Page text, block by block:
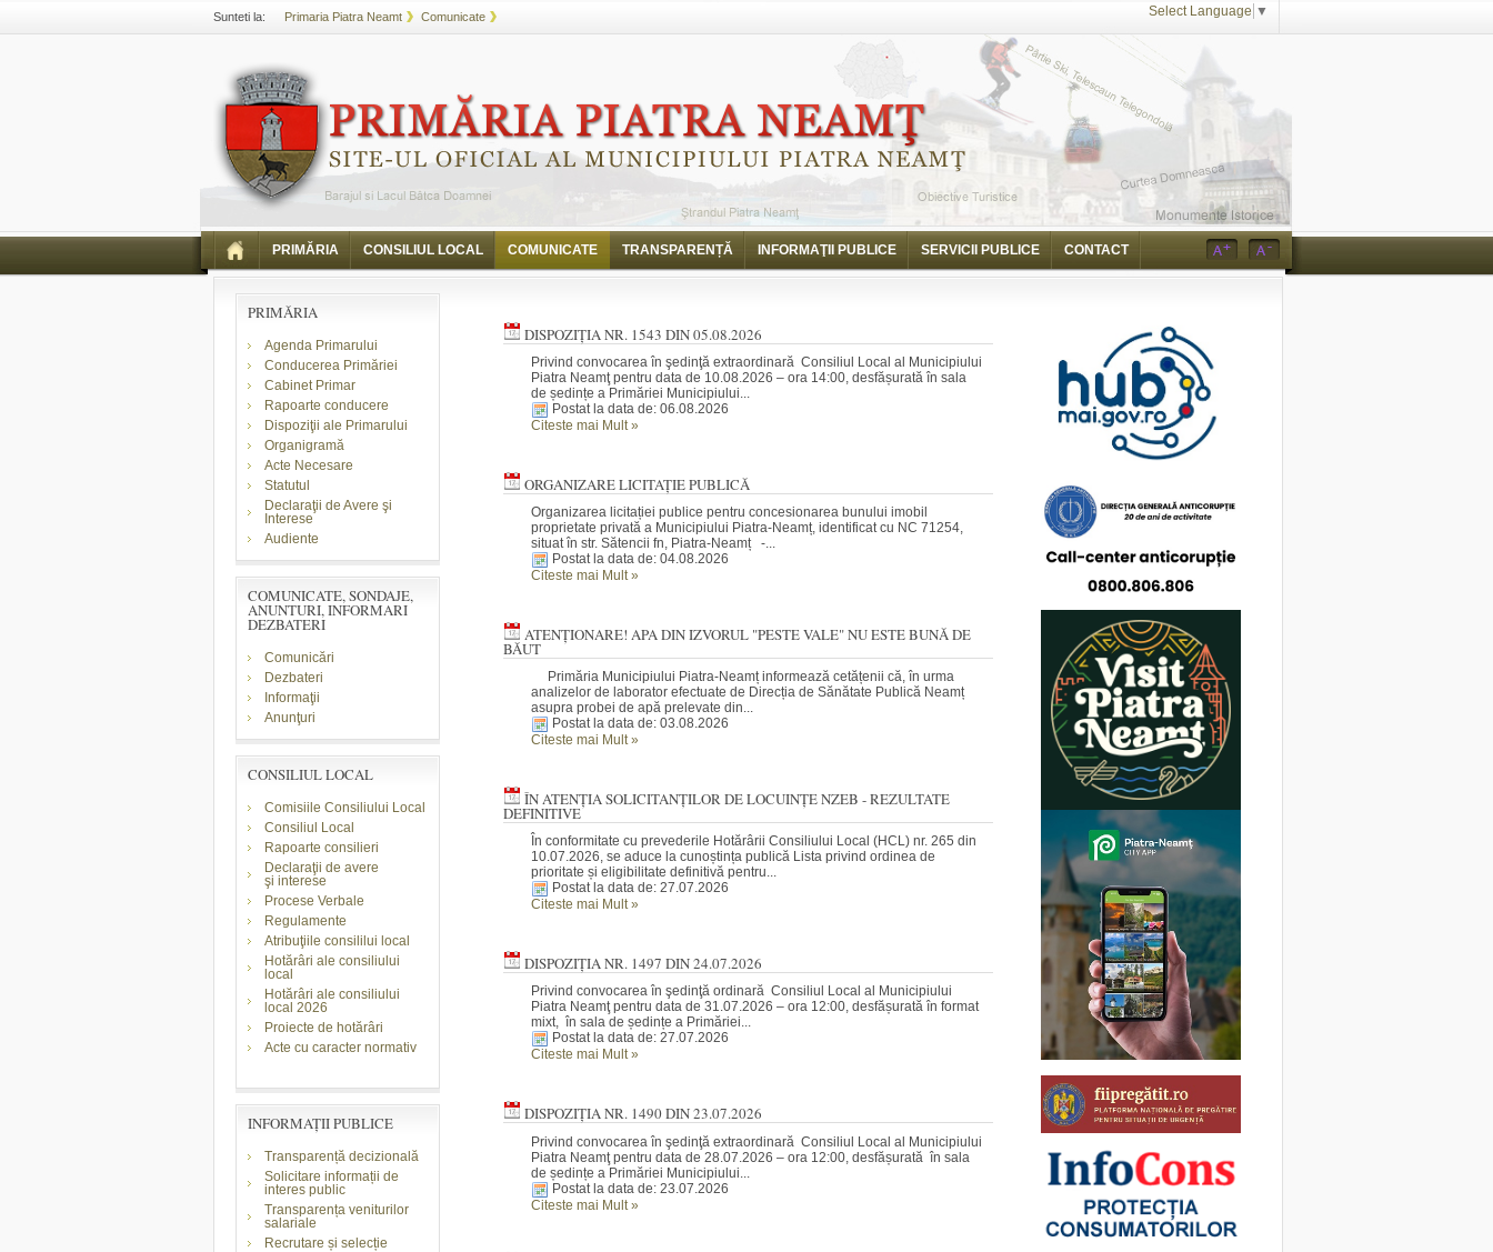
Sunteti la: Primaria Piatra Neamt Comunicate Select Language ▼
PRIMĂRIA CONSILIUL LOCAL COMUNICATE TRANSPARENȚĂ INFORMAŢII PUBLICE SERVICII PUBLICE CONTACT
PRIMĂRIA
Agenda Primarului
Conducerea Primăriei
Cabinet Primar
Rapoarte conducere
Dispoziţii ale Primarului
Organigramă
Acte Necesare
Statutul
Declaraţii de Avere şi
Interese
Audiente
COMUNICATE, SONDAJE,
ANUNTURI, INFORMARI
DEZBATERI
Comunicări
Dezbateri
Informaţii
Anunţuri
CONSILIUL LOCAL
Comisiile Consiliului Local
Consiliul Local
Rapoarte consilieri
Declaraţii de avere
şi interese
Procese Verbale
Regulamente
Atribuţiile consililui local
Hotărâri ale consiliului
local
Hotărâri ale consiliului
local 2026
Proiecte de hotărâri
Acte cu caracter normativ
INFORMAŢII PUBLICE
Transparență decizională
Solicitare informații de
interes public
Transparența veniturilor
salariale
Recrutare și selecție
DISPOZIȚIA NR. 1543 DIN 05.08.2026
Privind convocarea în şedinţă extraordinară Consiliul Local al Municipiului
Piatra Neamţ pentru data de 10.08.2026 – ora 14:00, desfășurată în sala
de ședințe a Primăriei Municipiului...
Postat la data de: 06.08.2026
Citeste mai Mult»
ORGANIZARE LICITAȚIE PUBLICĂ
Organizarea licitației publice pentru concesionarea bunului imobil
proprietate privată a Municipiului Piatra-Neamț, identificat cu NC 71254,
situat în str. Sătencii fn, Piatra-Neamț -...
Postat la data de: 04.08.2026
Citeste mai Mult»
ATENȚIONARE! APA DIN IZVORUL "PESTE VALE" NU ESTE BUNĂ DE
BĂUT
Primăria Municipiului Piatra-Neamț informează cetățenii că, în urma
analizelor de laborator efectuate de Direcția de Sănătate Publică Neamț
asupra probei de apă prelevate din...
Postat la data de: 03.08.2026
Citeste mai Mult»
ÎN ATENȚIA SOLICITANȚILOR DE LOCUINȚE NZEB - REZULTATE
DEFINITIVE
În conformitate cu prevederile Hotărârii Consiliului Local (HCL) nr. 265 din
10.07.2026, se aduce la cunoștința publică Lista privind ordinea de
prioritate și eligibilitate definitivă pentru...
Postat la data de: 27.07.2026
Citeste mai Mult»
DISPOZIȚIA NR. 1497 DIN 24.07.2026
Privind convocarea în şedinţă ordinară Consiliul Local al Municipiului
Piatra Neamţ pentru data de 31.07.2026 – ora 12:00, desfășurată în format
mixt, în sala de ședințe a Primăriei...
Postat la data de: 27.07.2026
Citeste mai Mult»
DISPOZIȚIA NR. 1490 DIN 23.07.2026
Privind convocarea în şedinţă extraordinară Consiliul Local al Municipiului
Piatra Neamţ pentru data de 28.07.2026 – ora 12:00, desfășurată în sala
de ședințe a Primăriei Municipiului...
Postat la data de: 23.07.2026
Citeste mai Mult »